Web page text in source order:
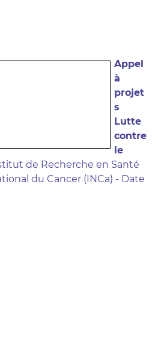
Appel
à
projet
s
Lutte
contre
le
de Recherche en Santé
du Cancer (INCa) - Date